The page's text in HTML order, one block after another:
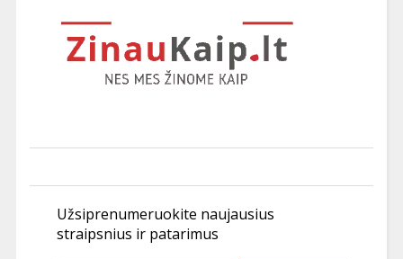
Užsiprenumeruokite naujausius
straipsnius ir patarimus